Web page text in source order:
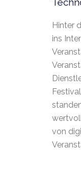
Hinter
ins
von